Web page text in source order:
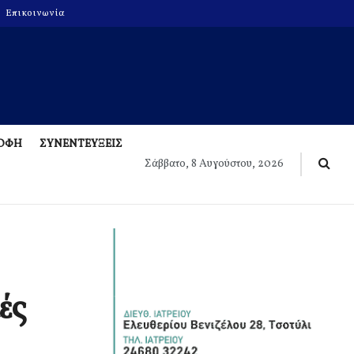
Επικοινωνία
ΣΥΝΕΝΤΕΥΞΕΙΣ
Σάββατο, 8 Αυγούστου, 2026